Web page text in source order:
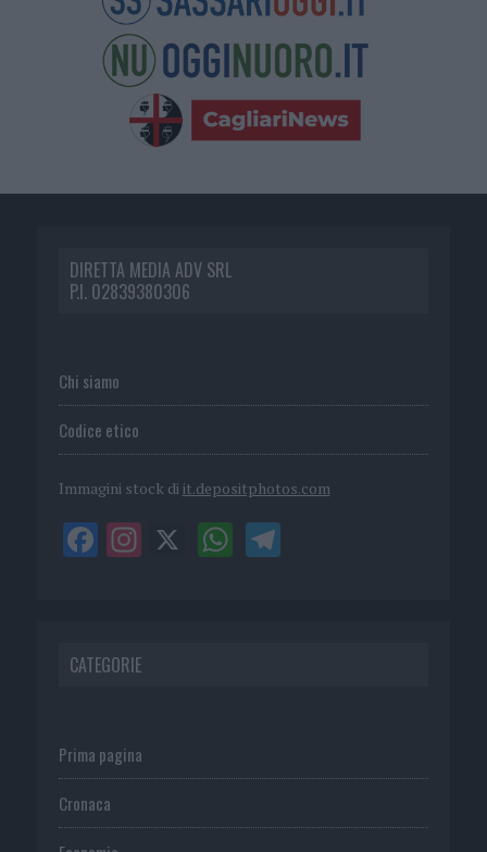
DIRETTA MEDIA ADV SRL
P.I. 02839380306
Chi siamo
Codice etico
Immagini stock di it.depositphotos.com
CATEGORIE
Prima pagina
Cronaca